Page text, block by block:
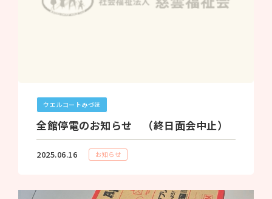
ウエルコートみづほ
全館停電のお知らせ （終日面会中止）
2025.06.16 お知らせ